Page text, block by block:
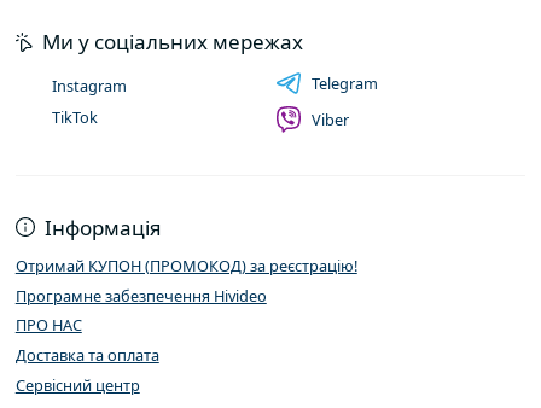
Інформація
Отримай КУПОН (ПРОМОКОД) за реєстрацію!
Програмне забезпечення Hivideo
ПРО НАС
Доставка та оплата
Сервісний центр
Ми у соціальних мережах
Instagram
TikTok
Telegram
Viber